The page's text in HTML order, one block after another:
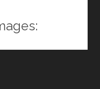
AVENGERS